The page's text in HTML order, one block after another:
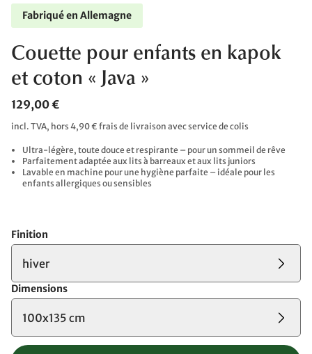
Fabriqué en Allemagne
Couette pour enfants en kapok
et coton « Java »
129,00 €
incl. TVA, hors 4,90 € frais de livraison avec service de colis
Ultra-légère, toute douce et respirante – pour un sommeil de rêve
Parfaitement adaptée aux lits à barreaux et aux lits juniors
Lavable en machine pour une hygiène parfaite – idéale pour les
enfants allergiques ou sensibles
Finition
hiver
Dimensions
100x135 cm